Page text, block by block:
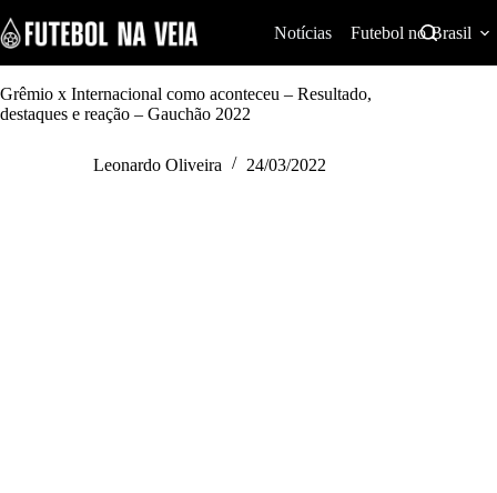
k
i
p
t
o
Notícias Futebol no Brasil
Grêmio x Internacional como aconteceu – Resultado,
destaques e reação – Gauchão 2022
Leonardo Oliveira 24/03/2022